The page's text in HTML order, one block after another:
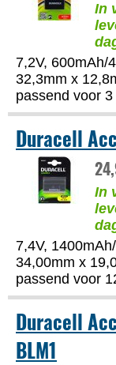
In
7,2V, 600mAh/
32,3mm x
passend voor
Duracell
In
7,4V,
34,00mm x
passend voor
Duracell
BLM1